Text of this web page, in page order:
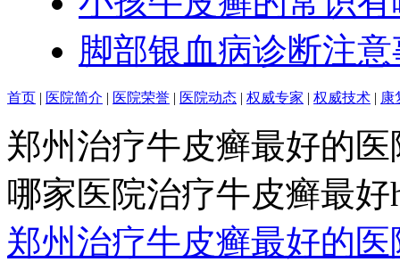
脚部银血病诊断注
首页 | 医院简介 | 医院荣誉 | 医院动态 | 权威专家 | 权威技术 | 康
郑州治疗牛皮癣最好的
哪家医院治疗牛皮癣最好
郑州治疗牛皮癣最好的